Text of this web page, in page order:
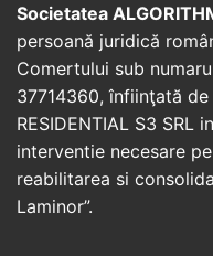
Societatea
persoană juridică
Comertului sub
37714360, înfiinţată
RESIDENTIAL S3
interventie necesare
reabilitarea si
Laminor”.